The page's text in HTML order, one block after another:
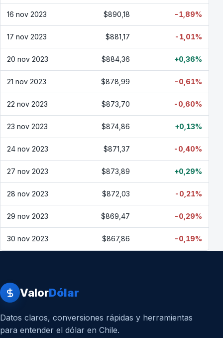
16 nov 2023 $890,18 -1,89%
17 nov 2023 $881,17 -1,01%
20 nov 2023 $884,36 +0,36%
21 nov 2023 $878,99 -0,61%
22 nov 2023 $873,70 -0,60%
23 nov 2023 $874,86 +0,13%
24 nov 2023 $871,37 -0,40%
27 nov 2023 $873,89 +0,29%
28 nov 2023 $872,03 -0,21%
29 nov 2023 $869,47 -0,29%
30 nov 2023 $867,86 -0,19%
ValorDólar
Datos claros, conversiones rápidas y herramientas
para entender el dólar en Chile.